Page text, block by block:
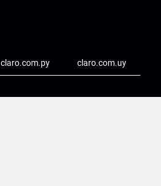
claro.com.py claro.com.uy